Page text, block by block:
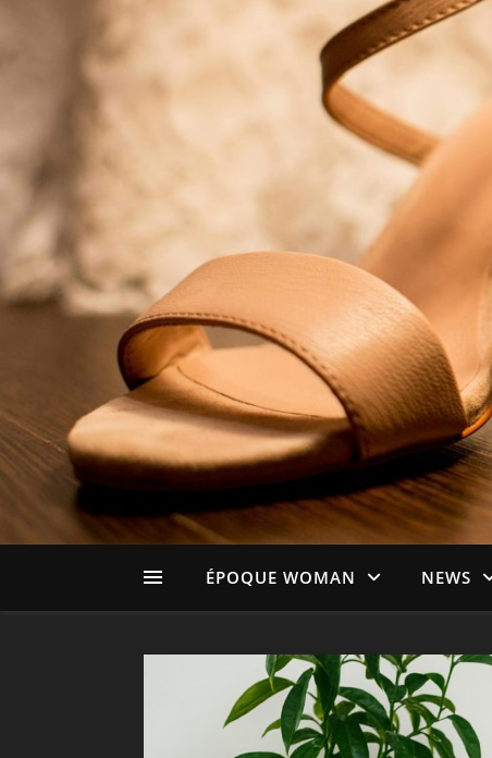
ÉPOQUE WOMAN NEWS